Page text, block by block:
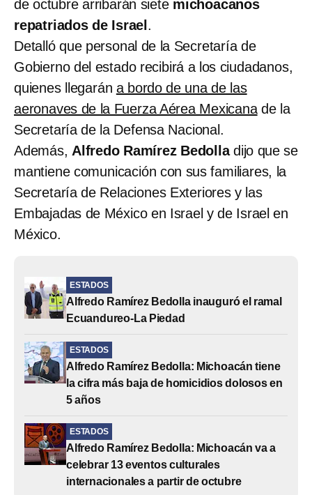
de octubre arribarán siete michoacanos
repatriados de Israel .
Detalló que personal de la Secretaría de
Gobierno del estado recibirá a los ciudadanos,
quienes llegarán a bordo de una de las
aeronaves de la Fuerza Aérea Mexicanade la
Secretaría de la Defensa Nacional.
Además, Alfredo Ramírez Bedolladijo que se
mantiene comunicación con sus familiares, la
Secretaría de Relaciones Exteriores y las
Embajadas de México en Israel y de Israel en
México.
ESTADOS
Alfredo Ramírez Bedolla inauguró el ramal
Ecuandureo-La Piedad
ESTADOS
Alfredo Ramírez Bedolla: Michoacán tiene
la cifra más baja de homicidios dolosos en
5 años
ESTADOS
Alfredo Ramírez Bedolla: Michoacán va a
celebrar 13 eventos culturales
internacionales a partir de octubre